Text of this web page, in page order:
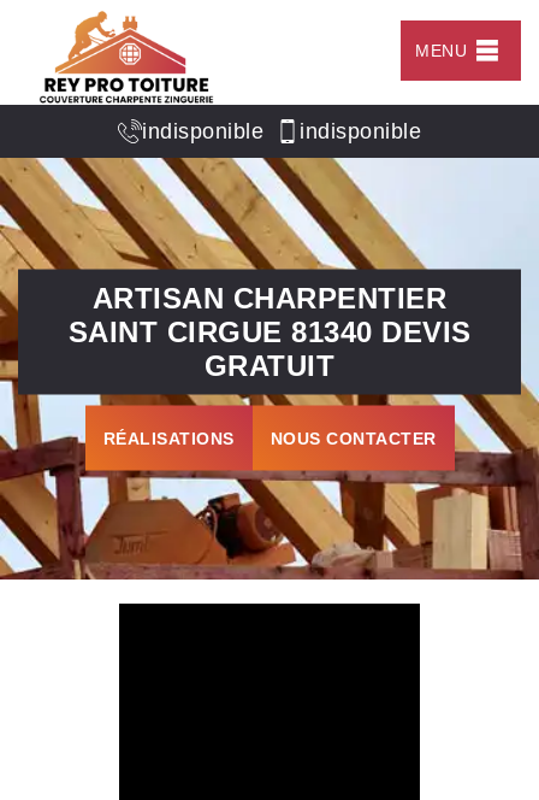
MENU
indisponible indisponible
ARTISAN CHARPENTIER
SAINT CIRGUE 81340 DEVIS
GRATUIT
RÉALISATIONS NOUS CONTACTER